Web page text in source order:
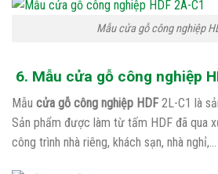
Mẫu cửa gỗ công nghiệp
6. Mẫu cửa gỗ công nghiệp
Mẫu cửa gỗ công nghiệp HDF2L-C1 là
Sản phẩm được làm từ tấm HDF đã qua
công trình nhà riêng, khách sạn, nhà nghỉ,…